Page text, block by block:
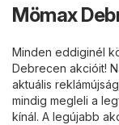
Mömax
Minden eddiginél
Debrecen akcióit!
aktuális
mindig megleli a
kínál. A legújabb